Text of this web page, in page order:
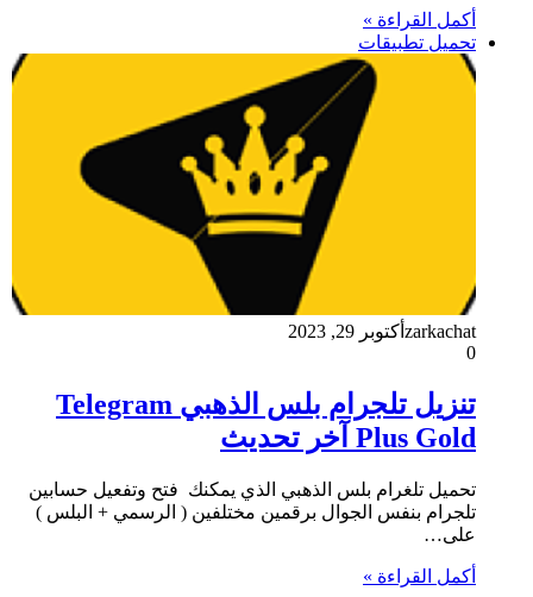
أكمل القراءة »
تحميل تطبيقات
zarkachat أكتوبر 29, 2023
0
تنزيل تلجرام بلس الذهبي Telegram
Plus Gold آخر تحديث
تحميل تلغرام بلس الذهبي الذي يمكنك فتح وتفعيل حسابين
تلجرام بنفس الجوال برقمين مختلفين ( الرسمي + البلس )
على…
أكمل القراءة »